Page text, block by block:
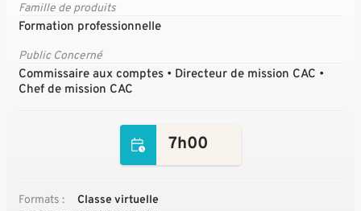
Famille de produits
Formation professionnelle
Public Concerné
Commissaire aux comptes • Directeur de mission CAC •
Chef de mission CAC
7h00
Formats :
Classe virtuelle